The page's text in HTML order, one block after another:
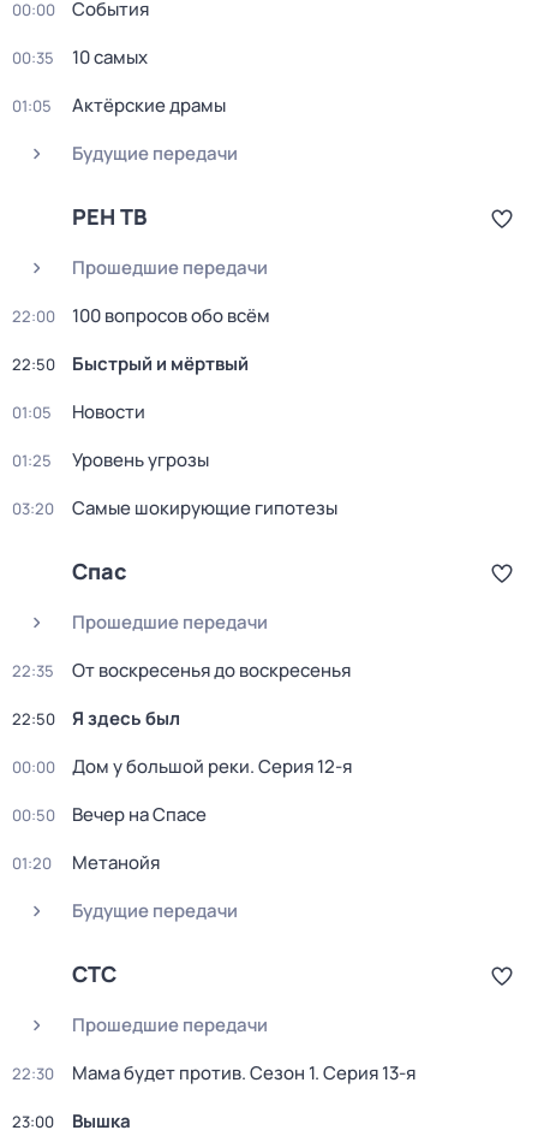
00:00 События
00:35 10 самых
01:05
Актёрские драмы
Будущие передачи
РЕН ТВ
Прошедшие передачи
22:00 100 вопросов обо всём
22:50 Быстpый и мёpтвый
01:05 Новости
01:25 Уровень угрозы
03:20 Самые шoкиpующие гипотезы
Спас
Прошедшие передачи
22:35 От воскресенья до воскресенья
22:50 Я здесь был
00:00 Дом у большой реки. Серия 12-я
00:50 Вечер на Спасе
01:20
Mетанoйя
Будущие передачи
СТС
Прошедшие передачи
22:30 Мама будет против. Сезон 1. Серия 13-я
23:00 Вышка